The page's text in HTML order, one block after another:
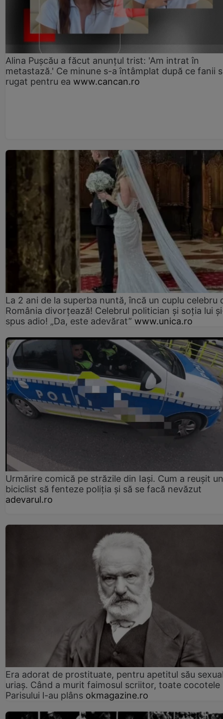
Alina Pușcău a făcut anunțul trist: 'Am intrat în
metastază.' Ce minune s-a întâmplat după ce fanii
rugat pentru ea www.cancan.ro
La 2 ani de la superba nuntă, încă un cuplu celebru
România divorțează! Celebrul politician și soția lui
spus adio! „Da, este adevărat” www.unica.ro
Urmărire comică pe străzile din Iași. Cum a reușit un
biciclist să fenteze poliția și să se facă nevăzut
adevarul.ro
Era adorat de prostituate, pentru apetitul său
uriaș. Când a murit faimosul scriitor, toate cocotele
Parisului l-au plâns okmagazine.ro